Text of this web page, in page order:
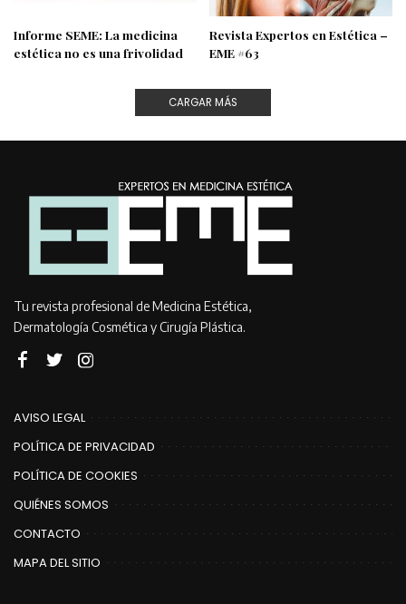
Informe SEME: La medicina
estética no es una frivolidad
Revista Expertos en Estética –
EME #63
CARGAR MÁS
Tu revista profesional de Medicina Estética,
Dermatología Cosmética y Cirugía Plástica.
AVISO LEGAL
POLÍTICA DE PRIVACIDAD
POLÍTICA DE COOKIES
QUIÉNES SOMOS
CONTACTO
MAPA DEL SITIO